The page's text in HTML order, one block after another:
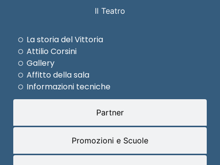
Il Teatro
Partner
Promozioni e Scuole
La storia del Vittoria
Attilio Corsini
Gallery
Affitto della sala
Informazioni tecniche